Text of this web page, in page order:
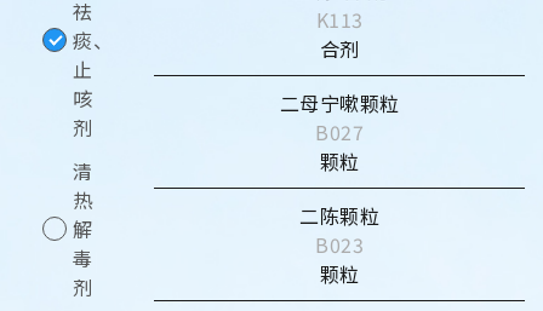
祛
痰、
止
咳
剂
清
热
解
毒
剂
K113
合剂
二母宁嗽颗粒
B027
颗粒
二陈颗粒
B023
颗粒